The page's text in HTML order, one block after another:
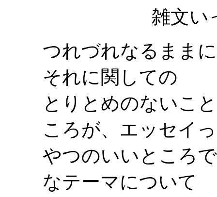
雑文い
つれづれなるまま
それに関しての
とりとめのないこ
ころが、エッセイ
やつのいいところ
なテーマについて